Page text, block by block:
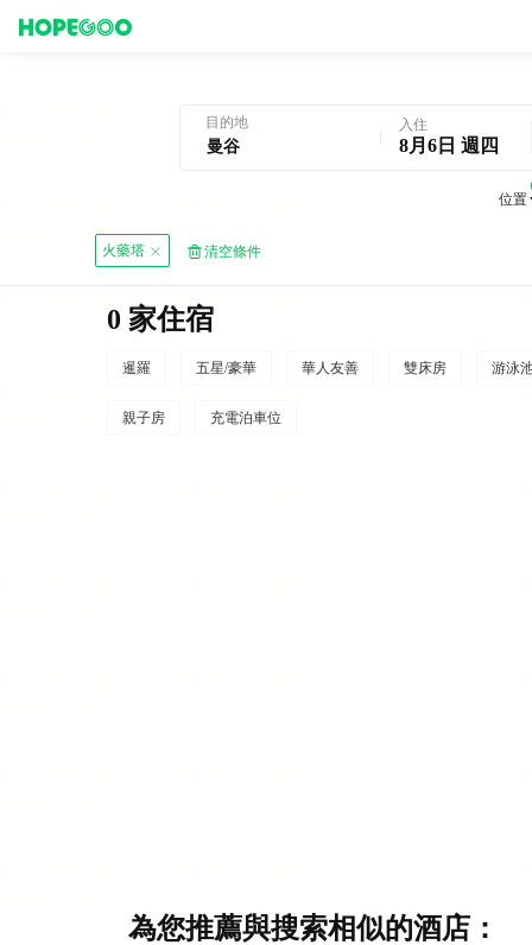
目的地 入住
8月6日 週四
位置
火藥塔 清空條件
0 家住宿
暹羅 五星/豪華 華人友善 雙床房 游泳
親子房 充電泊車位
為您推薦與搜索相似的酒店：